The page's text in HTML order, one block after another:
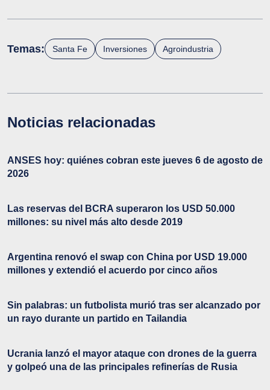
Temas: Santa Fe Inversiones Agroindustria
Noticias relacionadas
ANSES hoy: quiénes cobran este jueves 6 de agosto de
2026
Las reservas del BCRA superaron los USD 50.000
millones: su nivel más alto desde 2019
Argentina renovó el swap con China por USD 19.000
millones y extendió el acuerdo por cinco años
Sin palabras: un futbolista murió tras ser alcanzado por
un rayo durante un partido en Tailandia
Ucrania lanzó el mayor ataque con drones de la guerra
y golpeó una de las principales refinerías de Rusia